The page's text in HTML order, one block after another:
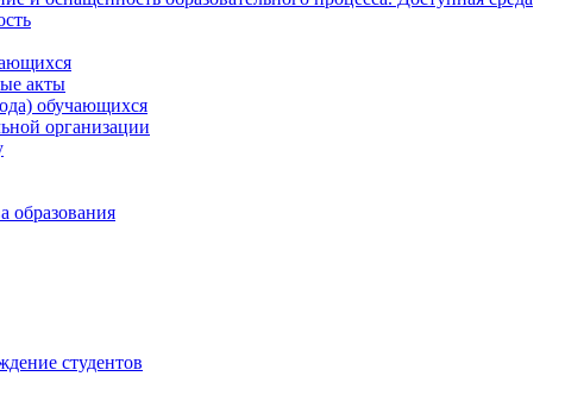
акты
обучающихся
организации
образования
студентов